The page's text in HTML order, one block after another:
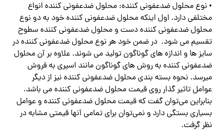
• نوع محلول ضدعفونی کننده: محلول ضدعفونی کننده انواع
مختلفی دارد. اول اینکه محلول ضدعفونی کننده خود به دو نوع
محلول ضدعفونی کننده دست و محلول ضدعفونی کننده سطوح
تقسیم می شود. ‏ در ضمن خود هر نوع محلول ضدعفونی کننده در
سایز ها و اندازه های گوناگون تولید می شوند. علاوه بر آن محلول
ضدعفونی کننده به روش های گوناگون مانند اسپری به فروش
میرسد. نحوه بسته بندی محلول ضدعفونی کننده نیز از دیگر
عوامل تاثیر گذار روی قیمت محلول ضدعفونی کننده می باشد.
بنابراین می‌توان گفت که قیمت محلول ضدعفونی کننده و عوامل
بسیاری بستگی دارد و نمی‌توان برای تمامی آنها قیمتی مشابه در
نظر گرفت.